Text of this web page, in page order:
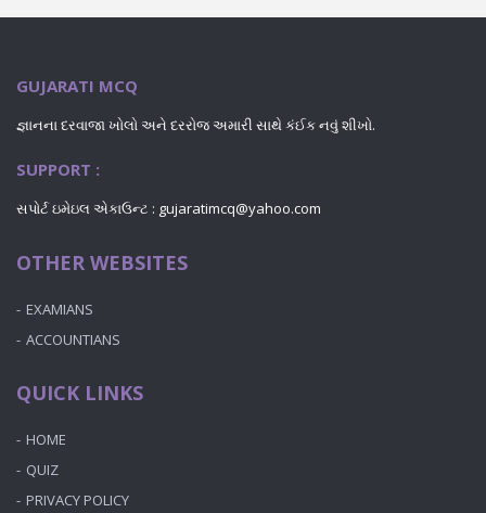
GUJARATI MCQ
જ્ઞાનના દરવાજા ખોલો અને દરરોજ અમારી સાથે કંઈક નવું શીખો.
SUPPORT :
સપોર્ટ ઇમેઇલ એકાઉન્ટ : gujaratimcq@yahoo.com
OTHER WEBSITES
EXAMIANS
ACCOUNTIANS
QUICK LINKS
HOME
QUIZ
PRIVACY POLICY